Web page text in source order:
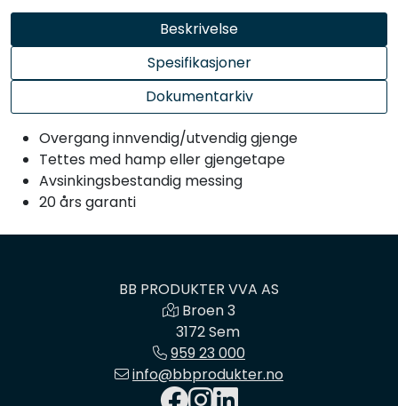
Beskrivelse
Spesifikasjoner
Dokumentarkiv
Overgang innvendig/utvendig gjenge
Tettes med hamp eller gjengetape
Avsinkingsbestandig messing
20 års garanti
BB PRODUKTER VVA AS
Broen 3
3172 Sem
959 23 000
info@bbprodukter.no